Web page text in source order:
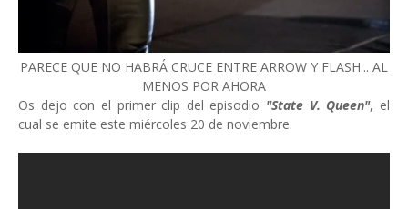
PARECE QUE NO HABRÁ CRUCE ENTRE ARROW Y FLASH... AL
MENOS POR AHORA
Os dejo con el primer clip del episodio "State V. Queen", el
cual se emite este miércoles 20 de noviembre.